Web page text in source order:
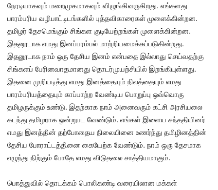
நேரடியாகவும் மறைமுகமாகவும் விழுங்கிவருகிறது. எங்களது
பாரம்பரிய வழிபாட்டிடங்களில் புத்தவிகாரைகள் முளைக்கின்றன.
தமிழர் தேசமெங்கும் சிங்கள குடியேற்றங்கள் முளைக்கின்றன.
இதனூடாக எமது இனப்பரம்பல் மாற்றியமைக்கப்படுகின்றது.
இதனூடாக நாம் ஒரு தேசிய இனம் என்பதை இல்லாது செய்வதற்கு
சிங்களப் பேரினவாதமானது தொடர்முயற்சியில் இறங்கியுள்ளது.
இதனை முறியடித்து எமது இனத்தையும் நிலத்தையும் எமது
பாரம்பரியத்தையும் காப்பாற்ற வேண்டிய பொறுப்பு ஒவ்வொரு
தமிழருக்கும் உண்டு. இதற்காக நாம் அனைவரும் கட்சி அரசியலை
கடந்து தமிழராக ஒன்றுபட வேண்டும். எங்கள் இளைய சந்ததியினர்
எமது இனத்தின் தற்போதைய நிலையினை உணர்ந்து தமிழினத்தின்
தேசிய போராட்டத்தினை கையேற்க வேண்டும். நாம் ஒரு தேசமாக
எழுந்து நிற்கும் போதே எமது விடுதலை சாத்தியமாகும்.
பொத்துவில் தொடக்கம் பொலிகண்டி வரையிலான மக்கள்